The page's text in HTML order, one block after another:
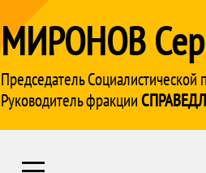
МИРОНОВ
Председатель Социалистической
Руководитель фракции